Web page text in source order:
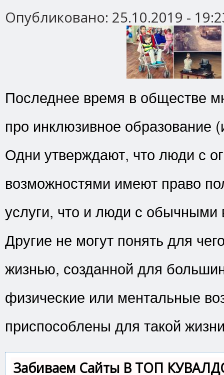
Опубликовано: 25.10.2019 -
Последнее время в обществе
про инклюзивное образование
Одни утверждают, что люди с
возможностями имеют право
услуги, что и люди с обычными
Другие не могут понять для
жизнью, созданной для
физические или ментальные
приспособлены для такой
Забиваем Сайты В ТОП